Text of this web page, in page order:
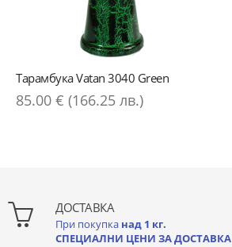
Тарамбука Vatan 3040 Green
85.00 € (166.25 лв.)
ДОСТАВКА
При покупка над 1 кг.
СПЕЦИАЛНИ ЦЕНИ ЗА ДОСТАВКА